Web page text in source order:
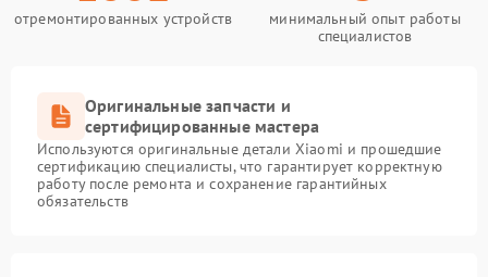
отремонтированных устройств
минимальный опыт работы
специалистов
Оригинальные запчасти и
сертифицированные мастера
Используются оригинальные детали Xiaomi и прошедшие
сертификацию специалисты, что гарантирует корректную
работу после ремонта и сохранение гарантийных
обязательств